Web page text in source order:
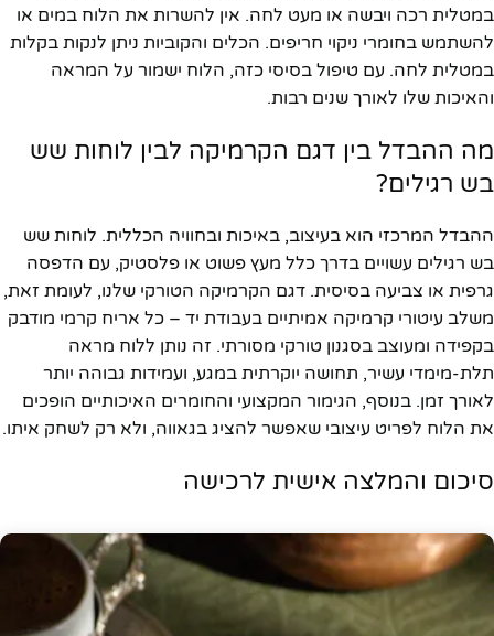
במטלית רכה ויבשה או מעט לחה. אין להשרות את הלוח במים או
להשתמש בחומרי ניקוי חריפים. הכלים והקוביות ניתן לנקות בקלות
במטלית לחה. עם טיפול בסיסי כזה, הלוח ישמור על המראה
והאיכות שלו לאורך שנים רבות.
מה ההבדל בין דגם הקרמיקה לבין לוחות שש
בש רגילים?
ההבדל המרכזי הוא בעיצוב, באיכות ובחוויה הכללית. לוחות שש
בש רגילים עשויים בדרך כלל מעץ פשוט או פלסטיק, עם הדפסה
גרפית או צביעה בסיסית. דגם הקרמיקה הטורקי שלנו, לעומת זאת,
משלב עיטורי קרמיקה אמיתיים בעבודת יד – כל אריח קרמי מודבק
בקפידה ומעוצב בסגנון טורקי מסורתי. זה נותן ללוח מראה
תלת-מימדי עשיר, תחושה יוקרתית במגע, ועמידות גבוהה יותר
לאורך זמן. בנוסף, הגימור המקצועי והחומרים האיכותיים הופכים
את הלוח לפריט עיצובי שאפשר להציג בגאווה, ולא רק לשחק איתו.
סיכום והמלצה אישית לרכישה